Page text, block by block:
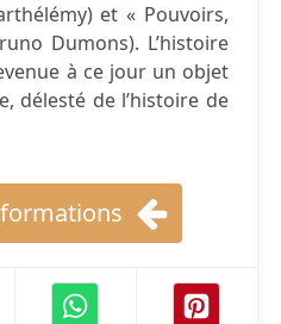
et « Pouvoirs,
Dumons). L’histoire
à ce jour un objet
délesté de l’histoire de